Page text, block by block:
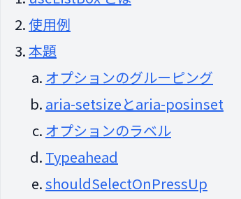
使用例
本題
オプションのグルーピング
aria-setsizeとaria-posinset
オプションのラベル
Typeahead
shouldSelectOnPressUp